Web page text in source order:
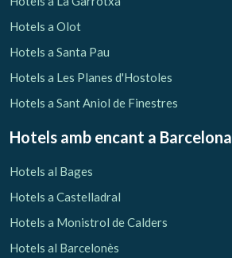
Hotels a Olot
Hotels a Santa Pau
Hotels a Les Planes d'Hostoles
Hotels a Sant Aniol de Finestres
Hotels amb encant a Barcelona
Hotels al Bages
Hotels a Castelladral
Hotels a Monistrol de Calders
Hotels al Barcelonès